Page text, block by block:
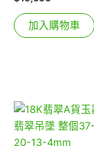
加入購物車